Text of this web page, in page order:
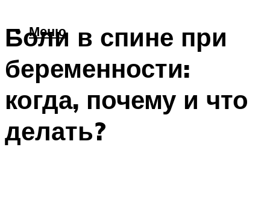
Меню
Боли в спине при
беременности:
когда, почему и что
делать?